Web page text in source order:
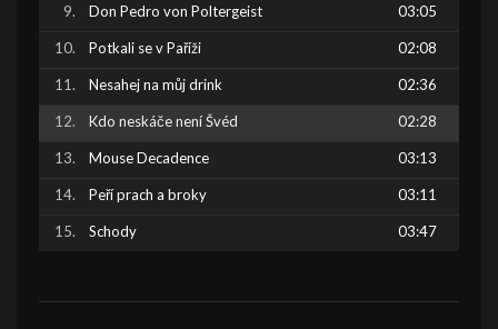
Don Pedro von Poltergeist 03:05
Potkali se v Paříži 02:08
Nesahej na můj drink 02:36
Kdo neskáče není Švéd 02:28
Mouse Decadence 03:13
Peří prach a broky 03:11
Schody 03:47